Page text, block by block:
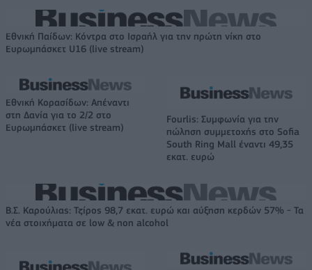
Εθνική Παίδων: Κόντρα στο Ισραήλ για την πρώτη νίκη στο
Ευρωμπάσκετ U16 (live stream)
Εθνική Κορασίδων: Απέναντι
στη Δανία για το 2/2 στο
Ευρωμπάσκετ (live stream)
Fourlis: Συμφωνία για την
πώληση συμμετοχής στο Sofia
South Ring Mall έναντι 49,35
εκατ. ευρώ
Β.Σ. Καρούλιας: Τζίρος 98,7 εκατ. ευρώ και αύξηση κερδών 57% - Τα
νέα στοιχήματα σε low & non alcohol